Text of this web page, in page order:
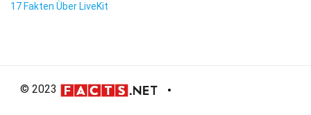
17 Fakten Über LiveKit
© 2023